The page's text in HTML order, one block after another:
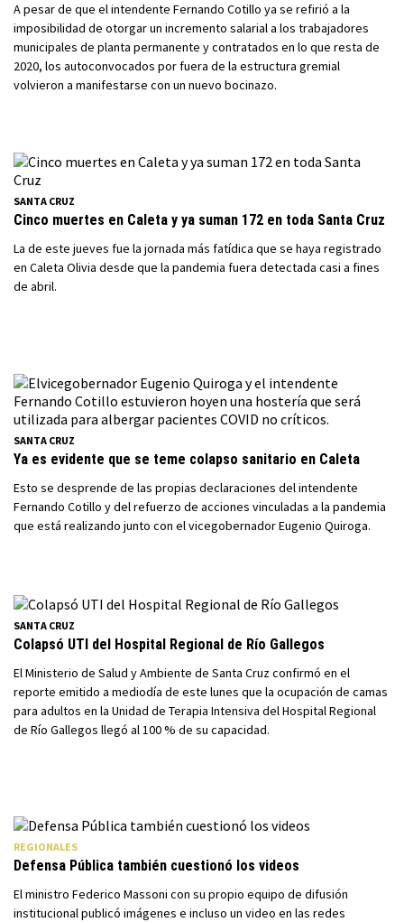
A pesar de que el intendente Fernando Cotillo ya se refirió a la
imposibilidad de otorgar un incremento salarial a los trabajadores
municipales de planta permanente y contratados en lo que resta de
2020, los autoconvocados por fuera de la estructura gremial
volvieron a manifestarse con un nuevo bocinazo.
SANTA CRUZ
Cinco muertes en Caleta y ya suman 172 en toda Santa Cruz
La de este jueves fue la jornada más fatídica que se haya registrado
en Caleta Olivia desde que la pandemia fuera detectada casi a fines
de abril.
SANTA CRUZ
Ya es evidente que se teme colapso sanitario en Caleta
Esto se desprende de las propias declaraciones del intendente
Fernando Cotillo y del refuerzo de acciones vinculadas a la pandemia
que está realizando junto con el vicegobernador Eugenio Quiroga.
SANTA CRUZ
Colapsó UTI del Hospital Regional de Río Gallegos
El Ministerio de Salud y Ambiente de Santa Cruz confirmó en el
reporte emitido a mediodía de este lunes que la ocupación de camas
para adultos en la Unidad de Terapia Intensiva del Hospital Regional
de Río Gallegos llegó al 100 % de su capacidad.
REGIONALES
Defensa Pública también cuestionó los videos
El ministro Federico Massoni con su propio equipo de difusión
institucional publicó imágenes e incluso un video en las redes